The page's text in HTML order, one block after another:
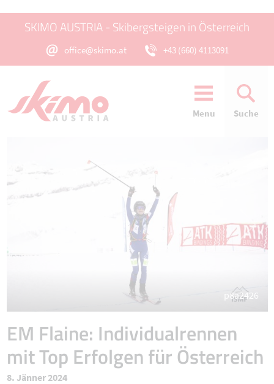
SKIMO AUSTRIA - Skibergsteigen in Österreich
office@skimo.at +43 (660) 4113091
Menu Suche
p8a2426
EM Flaine: Individualrennen
mit Top Erfolgen für Österreich
8. Jänner 2024